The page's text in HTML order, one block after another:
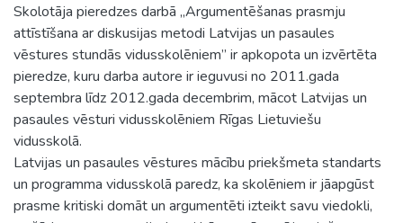
Skolotāja pieredzes darbā „Argumentēšanas prasmju
attīstīšana ar diskusijas metodi Latvijas un pasaules
vēstures stundās vidusskolēniem” ir apkopota un izvērtēta
pieredze, kuru darba autore ir ieguvusi no 2011.gada
septembra līdz 2012.gada decembrim, mācot Latvijas un
pasaules vēsturi vidusskolēniem Rīgas Lietuviešu
vidusskolā.
Latvijas un pasaules vēstures mācību priekšmeta standarts
un programma vidusskolā paredz, ka skolēniem ir jāapgūst
prasme kritiski domāt un argumentēti izteikt savu viedokli,